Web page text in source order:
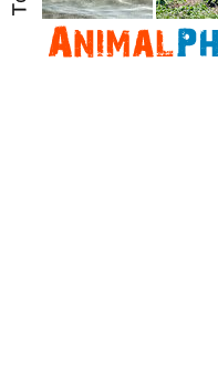
Насекомое
Коты